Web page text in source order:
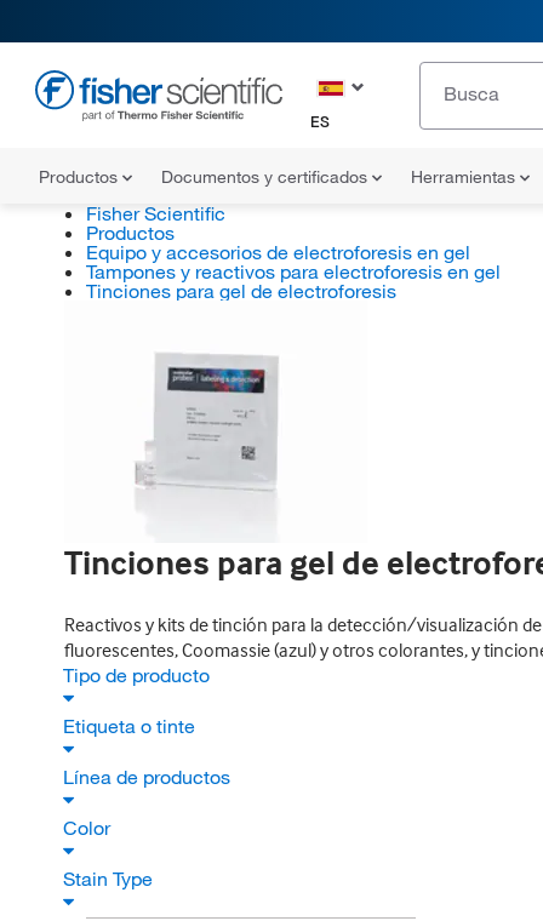
ES
Productos Documentos y certificados Herramientas
Fisher Scientific
Productos
Equipo y accesorios de electroforesis en gel
Tampones y reactivos para electroforesis en gel
Tinciones para gel de electroforesis
Tinciones para gel de
Reactivos y kits de tinción para la detección/visualización
fluorescentes, Coomassie (azul) y otros colorantes, y
Tipo de producto
Etiqueta o tinte
Línea de productos
Color
Stain Type